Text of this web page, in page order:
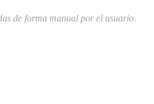
de forma manual por el usuario.